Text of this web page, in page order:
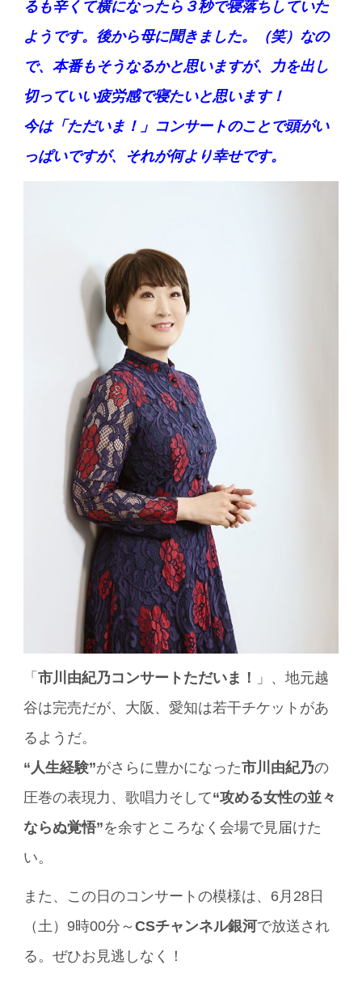
るも辛くて横になったら３秒で寝落ちしていた
ようです。後から母に聞きました。（笑） なの
で、本番もそうなるかと思いますが、力を出し
切っていい疲労感で寝たいと思います！
今は「ただいま！」コンサートのことで頭がい
っぱいですが、それが何より幸せです。
「市川由紀乃コンサートただいま！
」、地元越
谷は完売だが、大阪、愛知は若干チケットがあ
るようだ。
“人生経験”がさらに豊かになった市川由紀乃の
圧巻の表現力、歌唱力そして“攻める女性の並々
ならぬ覚悟”を余すところなく会場で見届けた
い。
また、この日のコンサートの模様は、6月28日
（土）9時00分～CSチャンネル銀河で放送され
る。ぜひお見逃しなく！